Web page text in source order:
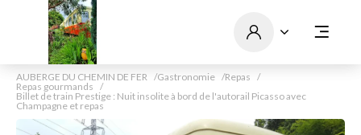
AUBERGE DU CHEMIN DE FER Gastronomie
Repas
Repas gourmands
Billet de train Prestige : Nuit insolite à bord de l'autorail Picasso avec
Champagne et repas